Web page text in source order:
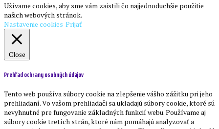
Užívame cookies, aby sme vám zaistili čo najjednoduchšie použitie
našich webových stránok.
Nastavenie cookies Prijať
Close
Prehľad ochrany osobných údajov
Tento web používa súbory cookie na zlepšenie vášho zážitku pri jeho
prehliadaní. Vo vašom prehliadači sa ukladajú súbory cookie, ktoré sú
nevyhnutné pre fungovanie základných funkcií webu. Používame aj
súbory cookie tretích strán, ktoré nám pomáhajú analyzovať a